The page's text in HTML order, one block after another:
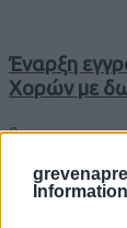
Information
Έναρξη
Χορών με
0